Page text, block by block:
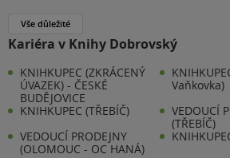
Vše důležité
Kariéra v Knihy Dobrovský
KNIHKUPEC (ZKRÁCENÝ
ÚVAZEK) - ČESKÉ
BUDĚJOVICE
Vaňkovka)
KNIHKUPEC (TŘEBÍČ)
VEDOUCÍ
(TŘEBÍČ)
VEDOUCÍ PRODEJNY
(OLOMOUC - OC HANÁ)